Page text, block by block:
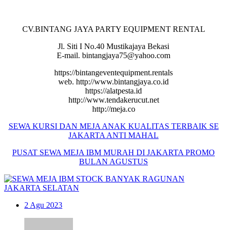
CV.BINTANG JAYA PARTY EQUIPMENT RENTAL
Jl. Siti I No.40 Mustikajaya Bekasi
E-mail. bintangjaya75@yahoo.com
https://bintangeventequipment.rentals
web. http://www.bintangjaya.co.id
https://alatpesta.id
http://www.tendakerucut.net
http://meja.co
SEWA KURSI DAN MEJA ANAK KUALITAS TERBAIK SE
JAKARTA ANTI MAHAL
PUSAT SEWA MEJA IBM MURAH DI JAKARTA PROMO
BULAN AGUSTUS
2 Agu 2023